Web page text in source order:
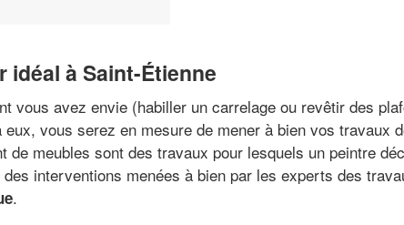
à Saint-Étienne
vous avez envie (habiller un carrelage ou revêtir des
vous serez en mesure de mener à bien vos travaux
meubles sont des travaux pour lesquels un peintre
interventions menées à bien par les experts des
.